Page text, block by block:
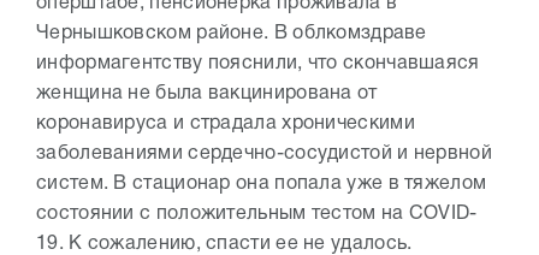
оперштабе, пенсионерка проживала в
Чернышковском районе. В облкомздраве
информагентству пояснили, что скончавшаяся
женщина не была вакцинирована от
коронавируса и страдала хроническими
заболеваниями сердечно-сосудистой и нервной
систем. В стационар она попала уже в тяжелом
состоянии с положительным тестом на COVID-
19. К сожалению, спасти ее не удалось.